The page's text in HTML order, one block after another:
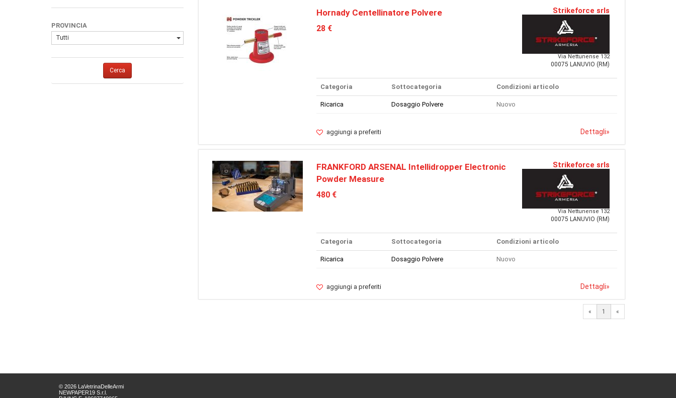
PROVINCIA
Tutti
Cerca
Hornady Centellinatore Polvere
28 €
Strikeforce srls
Via Nettunense 132
00075 LANUVIO (RM)
Categoria Sottocategoria Condizioni articolo
Ricarica Dosaggio Polvere Nuovo
aggiungi a preferiti Dettagli»
FRANKFORD ARSENAL Intellidropper Electronic
Powder Measure
480 €
Strikeforce srls
Via Nettunense 132
00075 LANUVIO (RM)
Categoria Sottocategoria Condizioni articolo
Ricarica Dosaggio Polvere Nuovo
aggiungi a preferiti Dettagli»
« 1 «
© 2026 LaVetrinaDelleArmi
NEWPAPER19 S.r.l.